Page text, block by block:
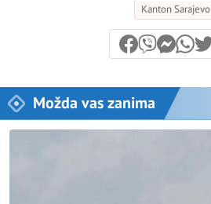
Kanton Sarajevo
Možda vas zanima